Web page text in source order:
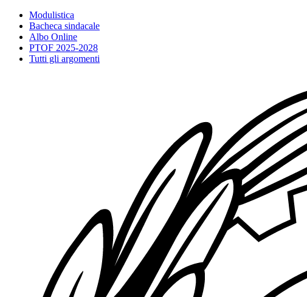
Modulistica
Bacheca sindacale
Albo Online
PTOF 2025-2028
Tutti gli argomenti